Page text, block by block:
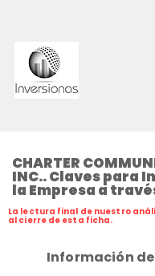
CHARTER
INC.. Claves para
la Empresa a
La lectura final de nuestro
al cierre de esta ficha.
Información